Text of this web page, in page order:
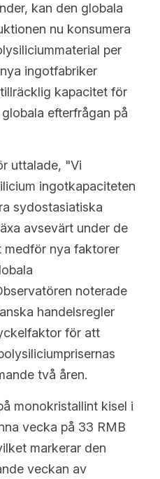
kan den globala
nu konsumera
per
ingotfabriker
kapacitet för
efterfrågan på
uttalade, "Vi
ingotkapaciteten
sydostasiatiska
avsevärt under de
medför nya faktorer
noterade
handelsregler
för att
två åren.
monokristallint kisel i
vecka på 33 RMB
markerar den
veckan av